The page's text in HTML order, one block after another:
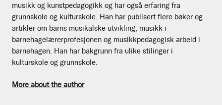
musikk og kunstpedagogikk og har også erfaring fra
grunnskole og kulturskole. Han har publisert flere bøker og
artikler om barns musikalske utvikling, musikk i
barnehagelærerprofesjonen og musikkpedagogisk arbeid i
barnehagen. Han har bakgrunn fra ulike stilinger i
kulturskole og grunnskole.
More about the author